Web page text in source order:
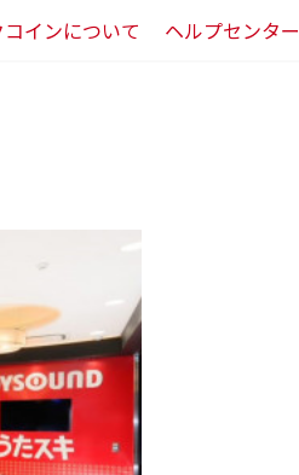
インについて ヘルプセンター